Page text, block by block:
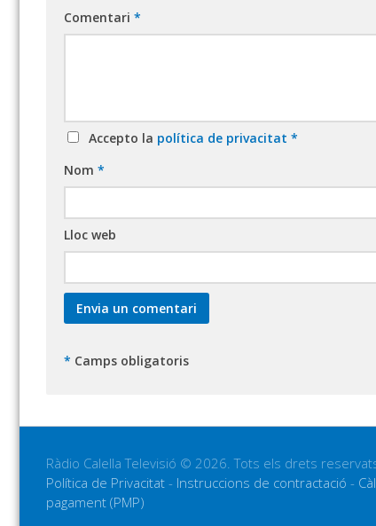
Comentari *
Accepto la política de privacitat *
Nom *
Lloc web
* Camps obligatoris
Ràdio Calella Televisió © 2026. Tots els drets
Política de Privacitat - Instruccions de contractació -
pagament (PMP)